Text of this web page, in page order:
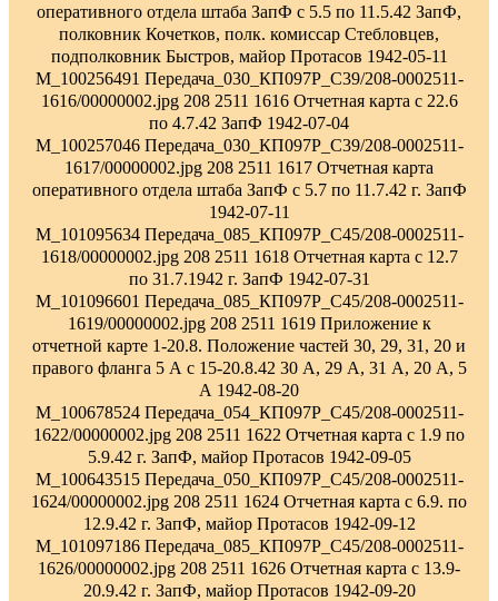
оперативного отдела штаба ЗапФ с 5.5 по 11.5.42 ЗапФ,
полковник Кочетков, полк. комиссар Стебловцев,
подполковник Быстров, майор Протасов 1942-05-11
M_100256491 Передача_030_КП097Р_С39/208-0002511-
1616/00000002.jpg 208 2511 1616 Отчетная карта с 22.6
по 4.7.42 ЗапФ 1942-07-04
M_100257046 Передача_030_КП097Р_С39/208-0002511-
1617/00000002.jpg 208 2511 1617 Отчетная карта
оперативного отдела штаба ЗапФ с 5.7 по 11.7.42 г. ЗапФ
1942-07-11
M_101095634 Передача_085_КП097Р_С45/208-0002511-
1618/00000002.jpg 208 2511 1618 Отчетная карта с 12.7
по 31.7.1942 г. ЗапФ 1942-07-31
M_101096601 Передача_085_КП097Р_С45/208-0002511-
1619/00000002.jpg 208 2511 1619 Приложение к
отчетной карте 1-20.8. Положение частей 30, 29, 31, 20 и
правого фланга 5 А с 15-20.8.42 30 А, 29 А, 31 А, 20 А, 5
А 1942-08-20
M_100678524 Передача_054_КП097Р_С45/208-0002511-
1622/00000002.jpg 208 2511 1622 Отчетная карта с 1.9 по
5.9.42 г. ЗапФ, майор Протасов 1942-09-05
M_100643515 Передача_050_КП097Р_С45/208-0002511-
1624/00000002.jpg 208 2511 1624 Отчетная карта с 6.9. по
12.9.42 г. ЗапФ, майор Протасов 1942-09-12
M_101097186 Передача_085_КП097Р_С45/208-0002511-
1626/00000002.jpg 208 2511 1626 Отчетная карта с 13.9-
20.9.42 г. ЗапФ, майор Протасов 1942-09-20